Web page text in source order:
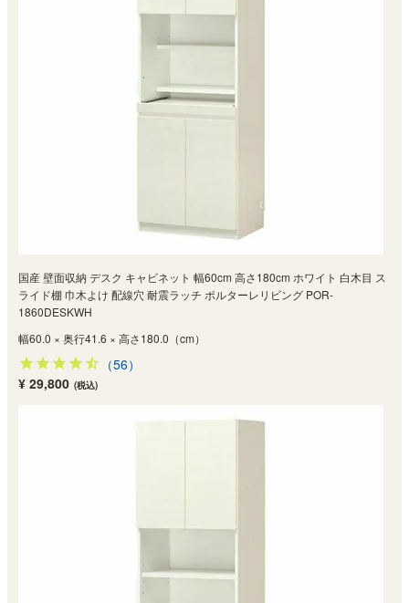
国産 壁面収納 デスク キャビネット 幅60cm 高さ180cm ホワイト 白木目 ス
ライド棚 巾木よけ 配線穴 耐震ラッチ ポルターレリビング POR-
1860DESKWH
幅60.0 × 奥行41.6 × 高さ180.0（cm）
（56）
¥ 29,800 (税込)